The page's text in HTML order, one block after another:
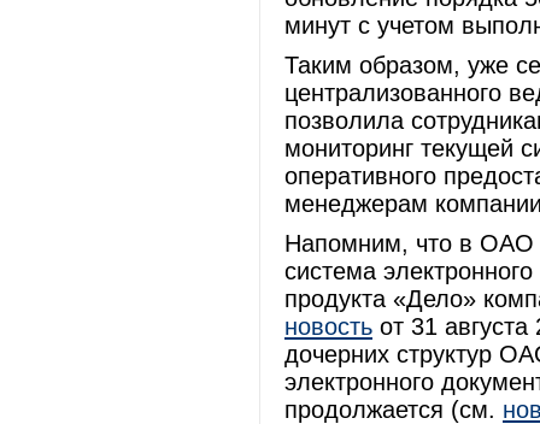
минут с учетом
Таким образом, уже
централизованного
позволила
мониторинг текущей
оперативного
менеджерам
Напомним, что в ОАО
система
продукта «Дело»
новость от 31
дочерних структур
электронного
продолжается (см.